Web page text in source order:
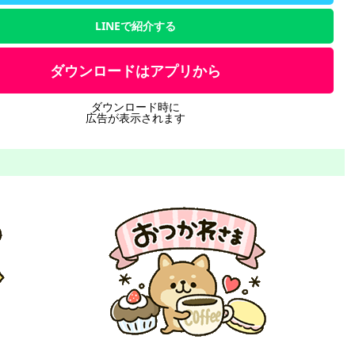
LINEで紹介する
ダウンロードはアプリから
ダウンロード時に
広告が表示されます